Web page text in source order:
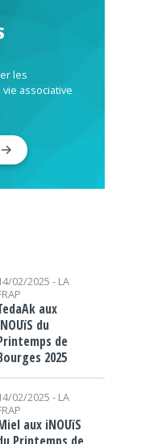
les
associative
02/2025 - LA
aux
du
de
2025
02/2025 - LA
aux iNOUïS